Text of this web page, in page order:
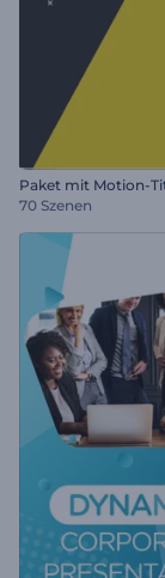
Paket mit Motion-
70 Szenen